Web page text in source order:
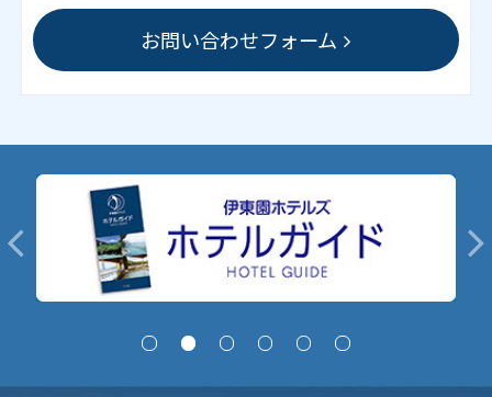
お問い合わせフォーム